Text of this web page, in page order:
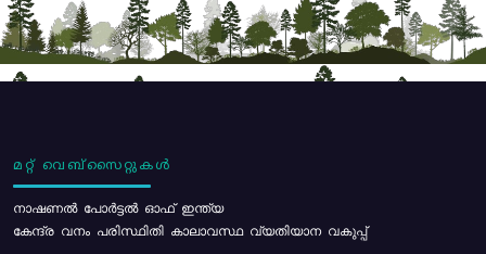
മറ്റ് വെബ്സൈറ്റുകൾ
നാഷണൽ പോർട്ടൽ ഓഫ് ഇന്ത്യ
കേന്ദ്ര വനം പരിസ്ഥിതി കാലാവസ്ഥ വ്യതിയാന വകുപ്പ്